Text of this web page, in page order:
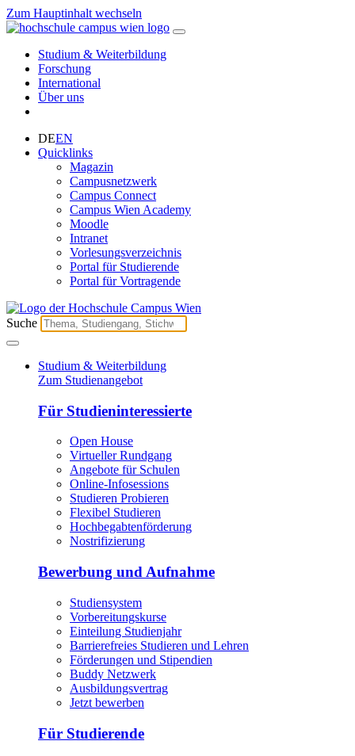
Zum Hauptinhalt wechseln
Studium & Weiterbildung
Forschung
International
Über uns
DEEN
Quicklinks
Magazin
Campusnetzwerk
Campus Connect
Campus Wien Academy
Moodle
Intranet
Vorlesungsverzeichnis
Portal für Studierende
Portal für Vortragende
Suche
Studium & Weiterbildung
Zum Studienangebot
Für Studieninteressierte
Open House
Virtueller Rundgang
Angebote für Schulen
Online-Infosessions
Studieren Probieren
Flexibel Studieren
Hochbegabtenförderung
Nostrifizierung
Bewerbung und Aufnahme
Studiensystem
Vorbereitungskurse
Einteilung Studienjahr
Barrierefreies Studieren und Lehren
Förderungen und Stipendien
Buddy Netzwerk
Ausbildungsvertrag
Jetzt bewerben
Für Studierende